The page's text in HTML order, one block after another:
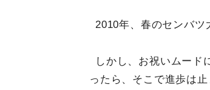
2010年、春のセンバツ
しかし、お祝いムード
ったら、そこで進歩は